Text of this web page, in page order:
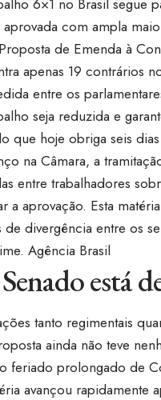
com ampla
de Emenda à
apenas 19 contrários
entre os
seja reduzida e
que hoje obriga seis
na Câmara, a
entre trabalhadores
a aprovação. Esta
divergência entre os
Agência Brasil
está
tanto regimentais
ainda não teve
feriado prolongado de
avançou rapidamente